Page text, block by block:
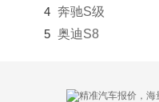
4 奔驰S级
5 奥迪S8